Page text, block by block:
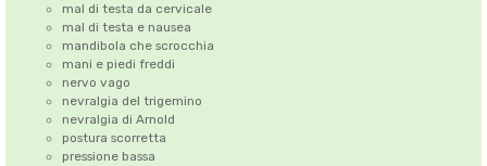
mal di testa da cervicale
mal di testa e nausea
mandibola che scrocchia
mani e piedi freddi
nervo vago
nevralgia del trigemino
nevralgia di Arnold
postura scorretta
pressione bassa